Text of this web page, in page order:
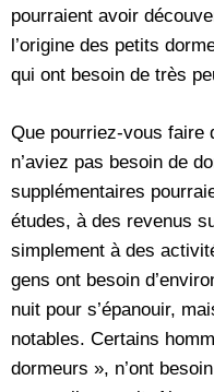
pourraient avoir
l’origine des petits
qui ont besoin de très
Que pourriez-vous faire
n’aviez pas besoin de
supplémentaires
études, à des revenus
simplement à des
gens ont besoin
nuit pour s’épanouir,
notables. Certains
dormeurs », n’ont